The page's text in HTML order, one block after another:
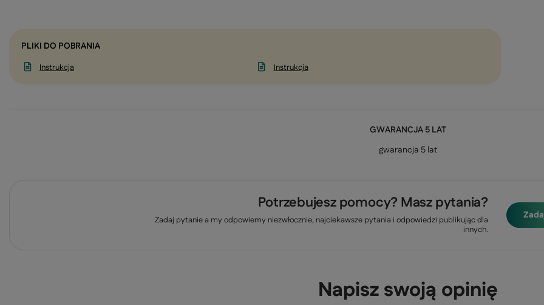
PLIKI DO POBRANIA
Instrukcja Instrukcja
GWARANCJA 5 LAT
gwarancja 5 lat
Potrzebujesz pomocy? Masz pytania?
Zadaj pytanie a my odpowiemy niezwłocznie, najciekawsze pytania i odpowiedzi publikując dla
innych.
Napisz swoją opinię